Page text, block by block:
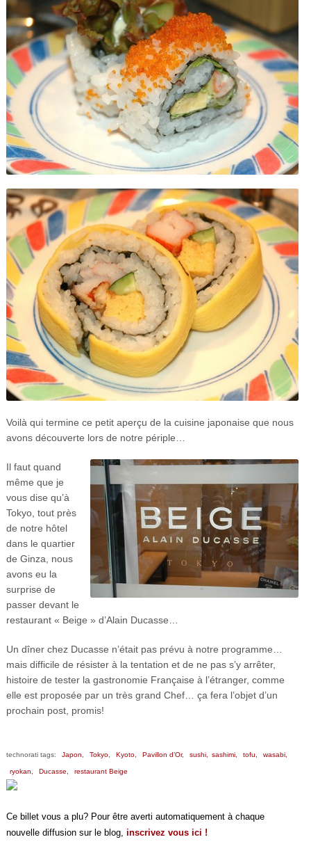
Voilà qui termine ce petit aperçu de la cuisine japonaise que nous
avons découverte lors de notre périple…
Il faut quand
même que je
vous dise qu’à
Tokyo, tout près
de notre hôtel
dans le quartier
de Ginza, nous
avons eu la
surprise de
passer devant le
restaurant « Beige » d’Alain Ducasse…
Un dîner chez Ducasse n’était pas prévu à notre programme…
mais difficile de résister à la tentation et de ne pas s’y arrêter,
histoire de tester la gastronomie Française à l’étranger, comme
elle est proposée par un très grand Chef… ça fera l’objet d’un
prochain post, promis!
technorati tags: Japon, Tokyo, Kyoto, Pavillon d’Or, sushi, sashimi, tofu, wasabi,
ryokan, Ducasse, restaurant Beige
Ce billet vous a plu? Pour être averti automatiquement à chaque
nouvelle diffusion sur le blog, inscrivez vous ici !